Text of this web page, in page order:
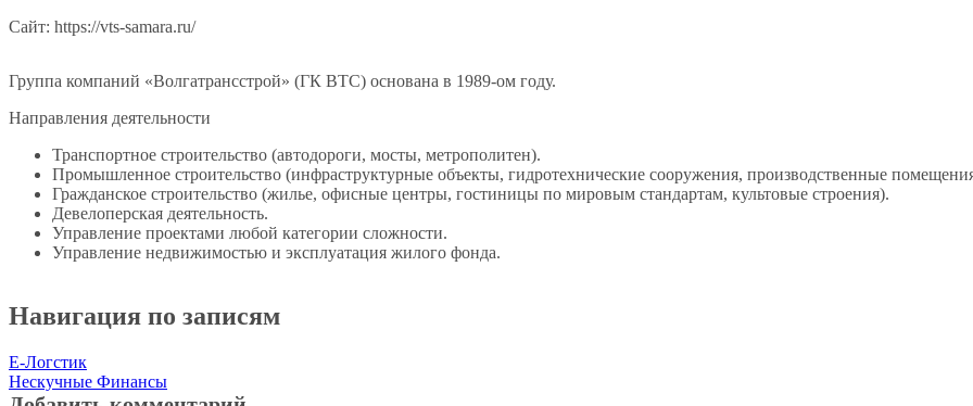
Сайт: https://vts-samara.ru/
Группа компаний «Волгатрансстрой» (ГК ВТС) основана в 1989-ом году.
Направления деятельности
Транспортное строительство (автодороги, мосты, метрополитен).
Промышленное строительство (инфраструктурные объекты, гидротехнические сооружения, производственные
Гражданское строительство (жилье, офисные центры, гостиницы по мировым стандартам, культовые строения).
Девелоперская деятельность.
Управление проектами любой категории сложности.
Управление недвижимостью и эксплуатация жилого фонда.
Навигация по записям
Е-Логстик
Нескучные Финансы